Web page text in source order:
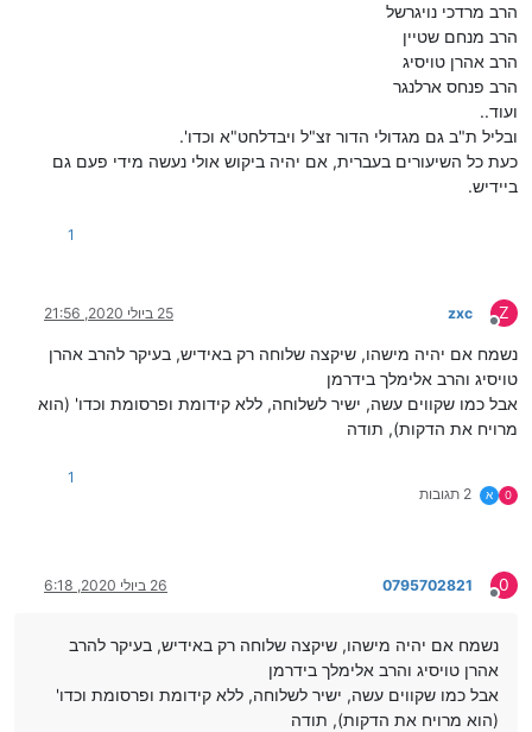
הרב מרדכי נויגרשל
הרב מנחם שטיין
הרב אהרן טויסיג
הרב פנחס ארלנגר
ועוד..
ובליל ת"ב גם מגדולי הדור זצ"ל ויבדלחט"א וכדו'.
כעת כל השיעורים בעברית, אם יהיה ביקוש אולי נעשה מידי פעם גם
ביידיש.
1
Z
מנותק
zxc 25 ביולי 2020, 21:56
נשמח אם יהיה מישהו, שיקצה שלוחה רק באידיש, בעיקר להרב אהרן
טויסיג והרב אלימלך בידרמן
אבל כמו שקווים עשה, ישיר לשלוחה, ללא קידומת ופרסומת וכדו' (הוא
מרויח את הדקות), תודה
0 א 2 תגובות
1
0
מנותק
0795702821 26 ביולי 2020, 6:18
נשמח אם יהיה מישהו, שיקצה שלוחה רק באידיש, בעיקר להרב
אהרן טויסיג והרב אלימלך בידרמן
אבל כמו שקווים עשה, ישיר לשלוחה, ללא קידומת ופרסומת וכדו'
(הוא מרויח את הדקות), תודה